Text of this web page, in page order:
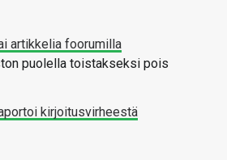
artikkelia foorumilla
puolella toistakseksi pois
kirjoitusvirheestä